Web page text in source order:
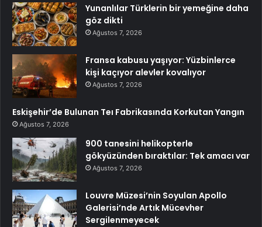
Yunanlılar Türklerin bir yemeğine daha
göz dikti
Ağustos 7, 2026
Fransa kabusu yaşıyor: Yüzbinlerce
kişi kaçıyor alevler kovalıyor
Ağustos 7, 2026
Eskişehir’de Bulunan Teı Fabrikasında Korkutan Yangın
Ağustos 7, 2026
900 tanesini helikopterle
gökyüzünden bıraktılar: Tek amacı var
Ağustos 7, 2026
Louvre Müzesi’nin Soyulan Apollo
Galerisi’nde Artık Mücevher
Sergilenmeyecek